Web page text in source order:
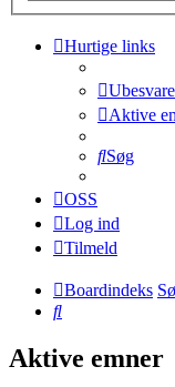
Hurtige links
Aktive
Søg
OSS
Log ind
Tilmeld
Boardindeks
Søg
Aktive emner